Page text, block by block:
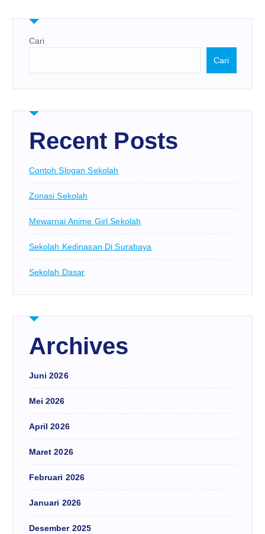
Cari
Cari
Recent Posts
Contoh Slogan Sekolah
Zonasi Sekolah
Mewarnai Anime Girl Sekolah
Sekolah Kedinasan Di Surabaya
Sekolah Dasar
Archives
Juni 2026
Mei 2026
April 2026
Maret 2026
Februari 2026
Januari 2026
Desember 2025